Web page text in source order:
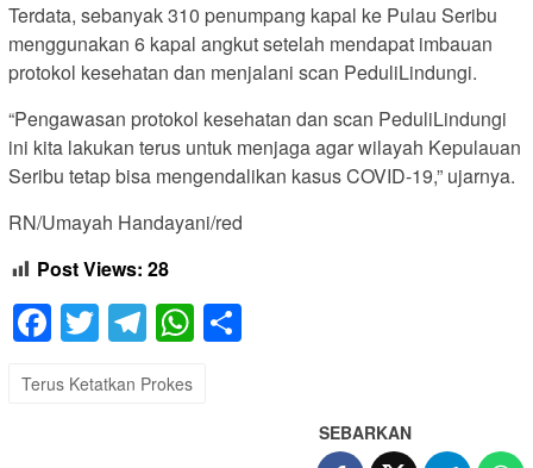
Terdata, sebanyak 310 penumpang kapal ke Pulau Seribu
menggunakan 6 kapal angkut setelah mendapat imbauan
protokol kesehatan dan menjalani scan PeduliLindungi.
“Pengawasan protokol kesehatan dan scan PeduliLindungi
ini kita lakukan terus untuk menjaga agar wilayah Kepulauan
Seribu tetap bisa mengendalikan kasus COVID-19,” ujarnya.
RN/Umayah Handayani/red
Post Views: 28
Facebook
Twitter
Telegram
WhatsApp
Terus Ketatkan Prokes
SEBARKAN